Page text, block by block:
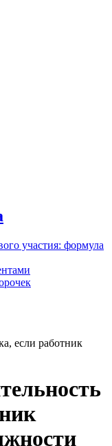
участия: формула
если работник